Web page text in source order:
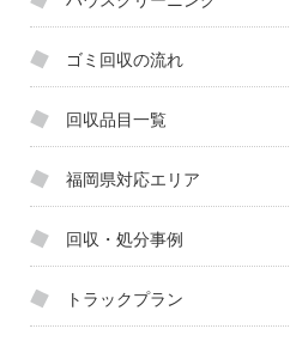
ゴミ回収の流れ
回収品目一覧
福岡県対応エリア
回収・処分事例
トラックプラン